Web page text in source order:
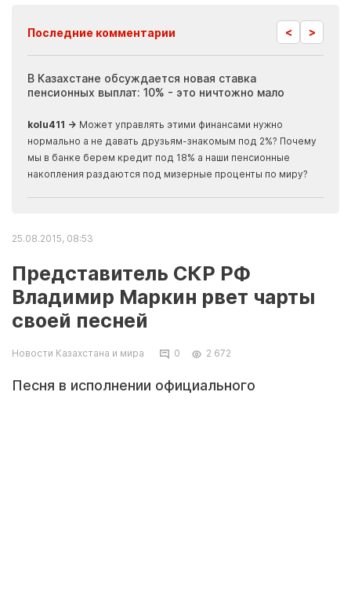
Последние комментарии < >
В Казахстане обсуждается новая ставка
пенсионных выплат: 10% - это ничтожно мало
kolu411 → Может управлять этими финансами нужно
нормально а не давать друзьям-знакомым под 2%? Почему
мы в банке берем кредит под 18% а наши пенсионные
накопления раздаются под мизерные проценты по миру?
25.08.2015, 08:53
Представитель СКР РФ
Владимир Маркин рвет чарты
своей песней
Новости Казахстана и мира 0 2 672
Песня в исполнении официального